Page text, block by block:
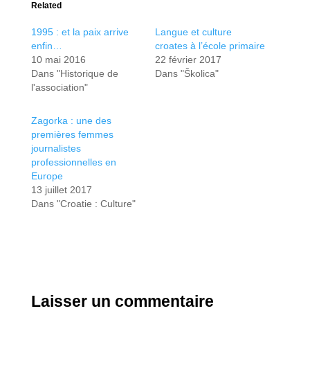
Related
1995 : et la paix arrive
enfin…
10 mai 2016
Dans "Historique de
l'association"
Langue et culture
croates à l’école primaire
22 février 2017
Dans "Školica"
Zagorka : une des
premières femmes
journalistes
professionnelles en
Europe
13 juillet 2017
Dans "Croatie : Culture"
Laisser un commentaire